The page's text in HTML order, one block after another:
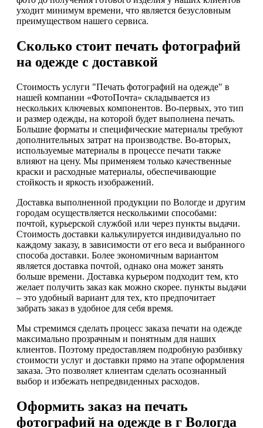
уходит минимум времени, что является безусловным
преимуществом нашего сервиса.
Сколько стоит печать фотографий
на одежде с доставкой
Стоимость услуги "Печать фотографий на одежде" в
нашей компании «ФотоПочта» складывается из
нескольких ключевых компонентов. Во-первых, это тип
и размер одежды, на которой будет выполнена печать.
Большие форматы и специфические материалы требуют
дополнительных затрат на производстве. Во-вторых,
используемые материалы в процессе печати также
влияют на цену. Мы применяем только качественные
краски и расходные материалы, обеспечивающие
стойкость и яркость изображений.
Доставка выполненной продукции по Вологде и другим
городам осуществляется несколькими способами:
почтой, курьерской службой или через пункты выдачи.
Стоимость доставки калькулируется индивидуально по
каждому заказу, в зависимости от его веса и выбранного
способа доставки. Более экономичным вариантом
является доставка почтой, однако она может занять
больше времени. Доставка курьером подходит тем, кто
желает получить заказ как можно скорее. пункты выдачи
– это удобный вариант для тех, кто предпочитает
забрать заказ в удобное для себя время.
Мы стремимся сделать процесс заказа печати на одежде
максимально прозрачным и понятным для наших
клиентов. Поэтому предоставляем подробную разбивку
стоимости услуг и доставки прямо на этапе оформления
заказа. Это позволяет клиентам сделать осознанный
выбор и избежать непредвиденных расходов.
Оформить заказ на печать
фотографий на одежде в г Вологда